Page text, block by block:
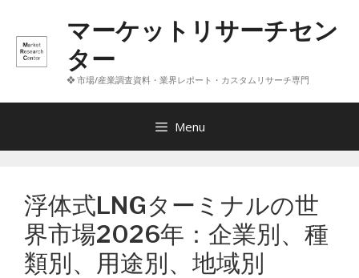
へ
マーケットリサーチセン
ター
❖ 市場/産業調査資料・業界レポート・カスタムリサーチ専門
Menu
浮体式LNGターミナルの世
界市場2026年：企業別、種
類別、用途別、地域別